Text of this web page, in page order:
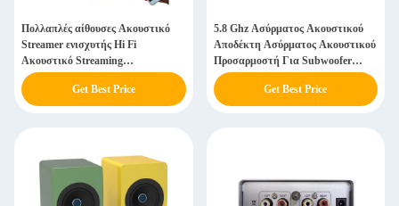
Πολλαπλές αίθουσες Ακουστικό
Streamer ενισχυτής Hi Fi
Ακουστικό Streaming
Ενσωματωμένο 2,1 κανάλια
ενισχυτής για ομιλητές στο σπίτι
Get Best Price
5.8 Ghz Ασύρματος Ακουστικού
Αποδέκτη Ασύρματος Ακουστικού
Προσαρμοστή Για Subwoofer
Powered Speaker
Get Best Price